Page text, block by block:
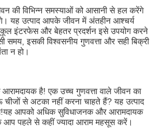
की विभिन्न समस्याओं को आसानी से हल करेंगे
यह उत्पाद आपके जीवन में अंतहीन आश्चर्य
इंटरफेस और बेहतर प्रदर्शन इसे उपयोग करने
इसकी विश्वसनीय गुणवत्ता और सही बिक्री
न हो।
है! एक उच्च गुणवत्ता वाले जीवन का
से अटका नहीं करना चाहते हैं? यह उत्पाद
आपको अधिक सुविधाजनक और आरामदायक
आप पहले से कहीं ज्यादा आराम महसूस करें।